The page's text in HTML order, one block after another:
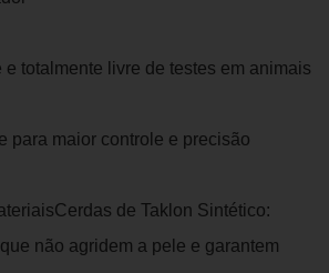
e totalmente livre de testes em animais
para maior controle e precisão
de Taklon Sintético:
não agridem a pele e garantem